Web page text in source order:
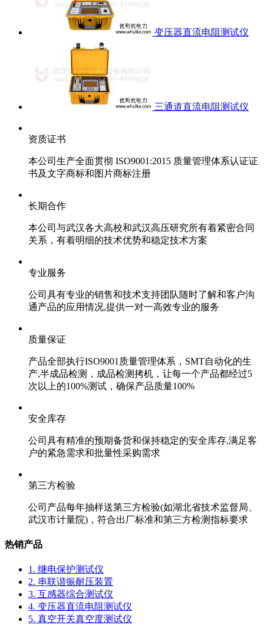
变压器直流电阻测试仪
三通道直流电阻测试仪
资质证书
本公司生产全面贯彻 ISO9001:2015 质量管理体系认证证
书及文字商标和图片商标注册
长期合作
本公司与武汉各大高校和武汉高压研究所有着紧密合同
关系，有着明细的技术优势和稳定技术方案
专业服务
公司具有专业的销售和技术支持团队随时了解和客户沟
通产品的应用情况,提供一对一高效专业的服务
质量保证
产品全部执行ISO9001质量管理体系，SMT自动化的生
产,半成品检测，成品检测拷机，让每一个产品都经过5
次以上的100%测试，确保产品质量100%
安全库存
公司具有精准的预期备货和保持稳定的安全库存,满足客
户的紧急需求和批量性采购需求
第三方检验
公司产品每年抽样送第三方检验(如湖北省技术监督局、
武汉市计量院)，符合出厂标准和第三方检测指标要求
热销产品
1. 继电保护测试仪
2. 串联谐振耐压装置
3. 互感器综合测试仪
4. 变压器直流电阻测试仪
5. 真空开关真空度测试仪